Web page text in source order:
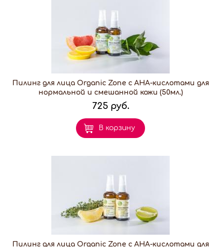
Пилинг для лица Organic Zone с АНА-кислотами для
нормальной и смешанной кожи (50мл.)
725 руб.
В корзину
Пилинг для лица Organic Zone с АНА-кислотами для